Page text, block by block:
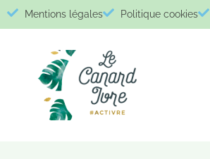
Mentions légales Politique cookies